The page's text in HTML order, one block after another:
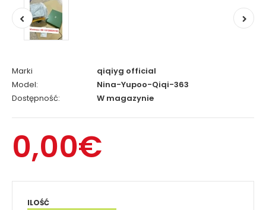
Marki
qiqiyg official
Model:
Nina-Yupoo-Qiqi-363
Dostępność:
W magazynie
0,00€
ILOŚĆ